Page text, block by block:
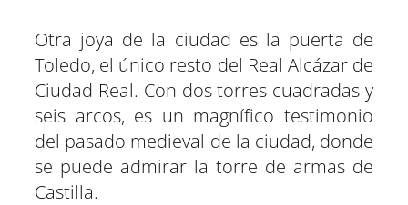
Otra joya de la ciudad es la puerta de
Toledo, el único resto del Real Alcázar de
Ciudad Real. Con dos torres cuadradas y
seis arcos, es un magnífico testimonio
del pasado medieval de la ciudad, donde
se puede admirar la torre de armas de
Castilla.